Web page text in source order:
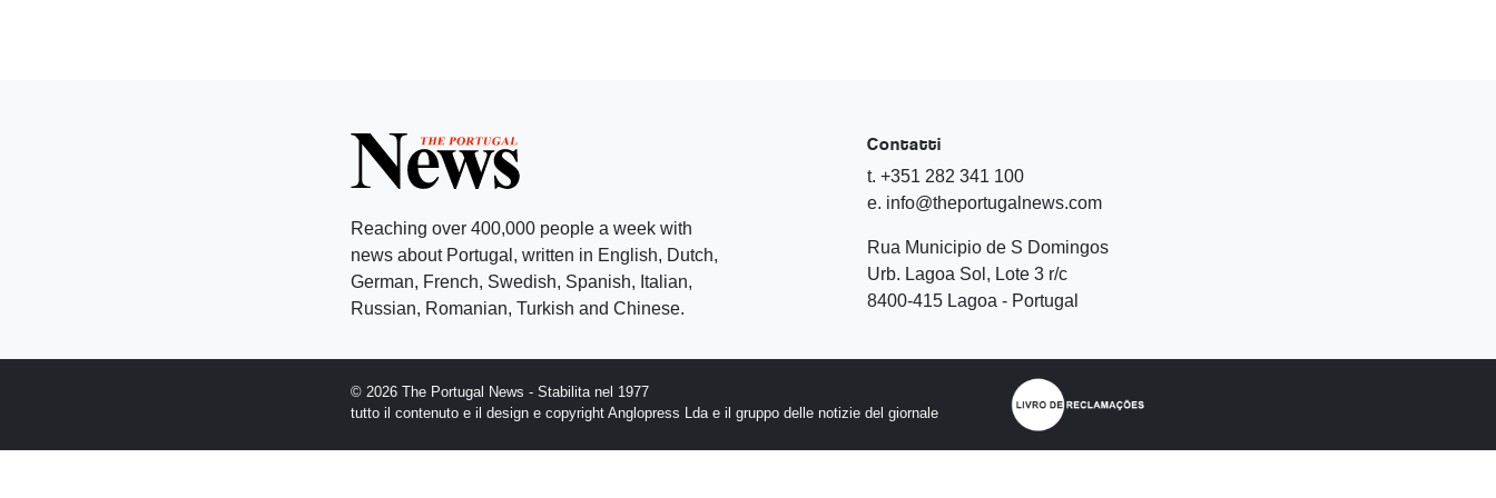
Reaching over 400,000 people a week with
news about Portugal, written in English, Dutch,
German, French, Swedish, Spanish, Italian,
Russian, Romanian, Turkish and Chinese.
Contatti
t. +351 282 341 100
e. info@theportugalnews.com
Rua Municipio de S Domingos
Urb. Lagoa Sol, Lote 3 r/c
8400-415 Lagoa - Portugal
© 2026 The Portugal News - Stabilita nel 1977
tutto il contenuto e il design e copyright Anglopress Lda e il gruppo delle notizie del giornale